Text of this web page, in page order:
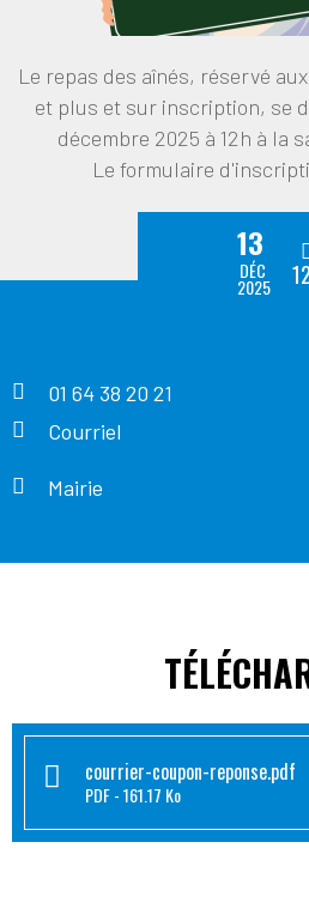
Le repas des aînés, réservé
et plus et sur inscription, se
décembre 2025 à 12h à la
Le formulaire
13
DÉC
2025
01 64 38 20 21
Courriel
Mairie
courrier-coupon-reponse.pdf
PDF 161.17 Ko